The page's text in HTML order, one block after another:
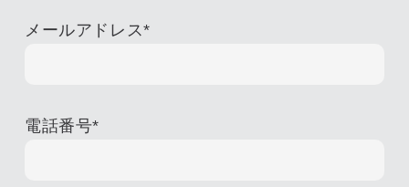
メールアドレス*
電話番号*